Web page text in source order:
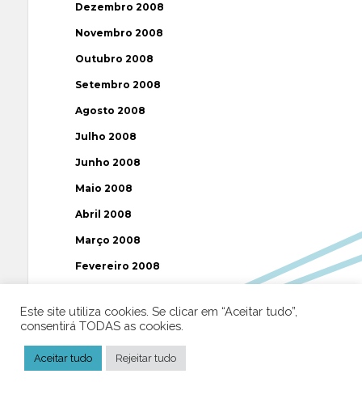
Dezembro 2008
Novembro 2008
Outubro 2008
Setembro 2008
Agosto 2008
Julho 2008
Junho 2008
Maio 2008
Abril 2008
Março 2008
Fevereiro 2008
Dezembro 2007
Novembro 2007
Outubro 2007
Este site utiliza cookies. Se clicar em “Aceitar tudo”,
consentirá TODAS as cookies.
Aceitar tudo Rejeitar tudo